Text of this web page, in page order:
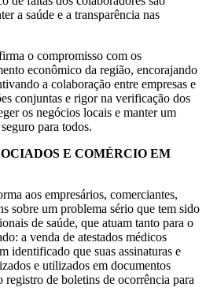
a saúde e a transparência nas
o compromisso com os
econômico da região, encorajando
a colaboração entre empresas e
conjuntas e rigor na verificação dos
os negócios locais e manter um
para todos.
E COMÉRCIO EM
aos empresários, comerciantes,
sobre um problema sério que tem sido
de saúde, que atuam tanto para o
a venda de atestados médicos
identificado que suas assinaturas e
e utilizados em documentos
de boletins de ocorrência para